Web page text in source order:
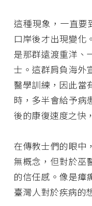
這種現象，一直要
口岸後才出現變化
是那群遠渡重洋、
士。這群肩負海外
醫學訓練，因此當
時，多半會給予病
後的康復速度之快
在傳教士們的眼中
無概念，但對於巫
的信任感。像是瘴
臺灣人對於疾病的